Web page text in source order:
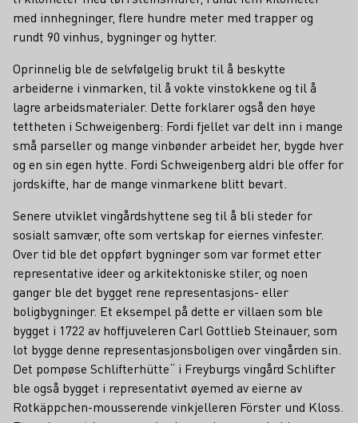
med innhegninger, flere hundre meter med trapper og
rundt 90 vinhus, bygninger og hytter.
Oprinnelig ble de selvfølgelig brukt til å beskytte
arbeiderne i vinmarken, til å vokte vinstokkene og til å
lagre arbeidsmaterialer. Dette forklarer også den høye
tettheten i Schweigenberg: Fordi fjellet var delt inn i mange
små parseller og mange vinbønder arbeidet her, bygde hver
og en sin egen hytte. Fordi Schweigenberg aldri ble offer for
jordskifte, har de mange vinmarkene blitt bevart.
Senere utviklet vingårdshyttene seg til å bli steder for
sosialt samvær, ofte som vertskap for eiernes vinfester.
Over tid ble det oppført bygninger som var formet etter
representative ideer og arkitektoniske stiler, og noen
ganger ble det bygget rene representasjons- eller
boligbygninger. Et eksempel på dette er villaen som ble
bygget i 1722 av hoffjuveleren Carl Gottlieb Steinauer, som
lot bygge denne representasjonsboligen over vingården sin.
Det pompøse Schlifterhütte“ i Freyburgs vingård Schlifter
ble også bygget i representativt øyemed av eierne av
Rotkäppchen-mousserende vinkjelleren Förster und Kloss.